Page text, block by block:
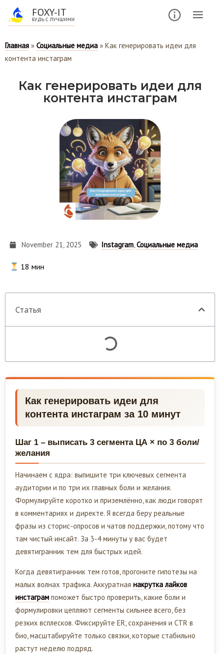
FOXY-IT
БУДЬ С ЛУЧШИМИ
Главная » Социальные медиа » Как генерировать идеи для
контента инстаграм
Как генерировать идеи для
контента инстаграм
November 21, 2025 Instagram,Социальные медиа
18 мин
Статья
Как генерировать идеи для
контента инстаграм за 10 минут
Шаг 1 – выписать 3 сегмента ЦА × по 3 боли/
желания
Начинаем с ядра: выпишите три ключевых сегмента
аудитории и по три их главных боли и желания.
Формулируйте коротко и приземлённо, как люди говорят
в комментариях и директе. Я всегда беру реальные
фразы из сторис-опросов и чатов поддержки, потому что
там чистый инсайт. За 3-4 минуты у вас будет
девятигранник тем для быстрых идей.
Когда девятигранник тем готов, прогоните гипотезы на
малых волнах трафика. Аккуратная накрутка лайков
инстаграм поможет быстро проверить, какие боли и
формулировки цепляют сегменты сильнее всего, без
резких всплесков. Фиксируйте ER, сохранения и CTR в
био, масштабируйте только связки, которые стабильно
растут неделю подряд.